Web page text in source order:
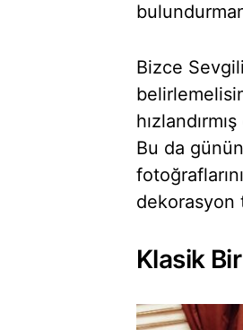
Bizce
Bu da
dekorasyon
Klasik